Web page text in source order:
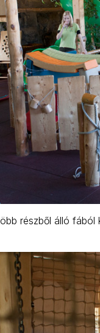
részből álló